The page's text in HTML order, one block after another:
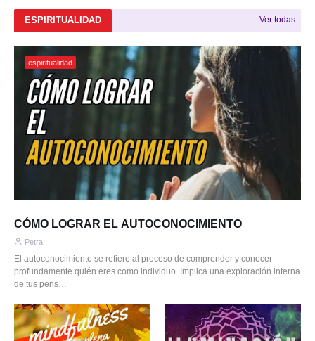
ESPIRITUALIDAD Ver todas
espiritualidad
CÓMO LOGRAR EL AUTOCONOCIMIENTO
Petra
El autoconocimiento se refiere al proceso de comprender y conocer
profundamente quién eres como individuo. Implica una exploración interna
de tus pens…